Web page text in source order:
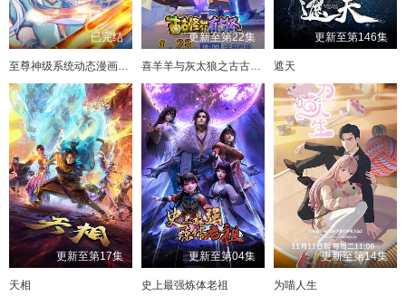
已完结
至尊神级系统动态漫画第2季
更新至第22集
喜羊羊与灰太狼之古古怪界有古怪
更新至第146集
遮天
更新至第17集
天相
更新至第04集
史上最强炼体老祖
更新至第14集
为喵人生